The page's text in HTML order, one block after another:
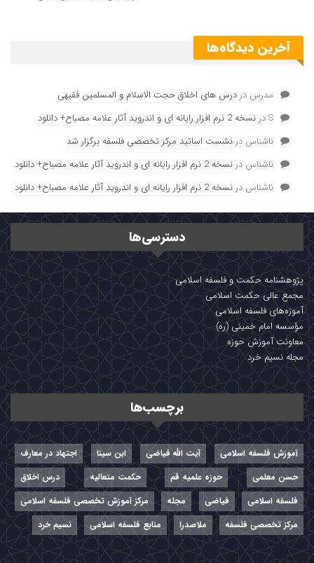
آخرین دیدگاه‌ها
مدرس در درس های اخلاق حجت الاسلام و المسلمین فقیهی
Sدر نسخه 2 نرم افزار رایانه ای و اندروید آثار علامه مصباح+ دانلود
ناشناس در نشست اساتید مرکز تخصصی فلسفه برگزار شد
ناشناس در نسخه 2 نرم افزار رایانه ای و اندروید آثار علامه مصباح+ دانلود
ناشناس در نسخه 2 نرم افزار رایانه ای و اندروید آثار علامه مصباح+ دانلود
دسترسی‌ها
پژوهشنامه حکمت و فلسفه اسلامی
مجمع عالی حکمت اسلامی
آموزه‌های فلسفه اسلامی
مؤسسه امام خمینی (ره)
معاونت آموزش حوزه
مجله نسیم خرد
برچسب‌ها
آموزش فلسفه اسلامی آیت الله فیاضی ابن سینا
اجتهاد در معارف
حسن معلمی
حوزه علمیه قم حکمت متعالیه
درس اخلاق
فلسفه اسلامی
فیاضی مجله
مرکز آموزش تخصصی فلسفه اسلامی
مرکز تخصصی فلسفه
ملاصدرا منابع فلسفه اسلامی نسیم خرد